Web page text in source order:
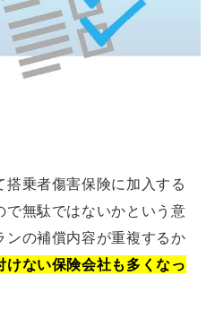
搭乗者傷害保険に加入する
で無駄ではないかという意
ンの補償内容が重複するか
けない保険会社も多くなっ